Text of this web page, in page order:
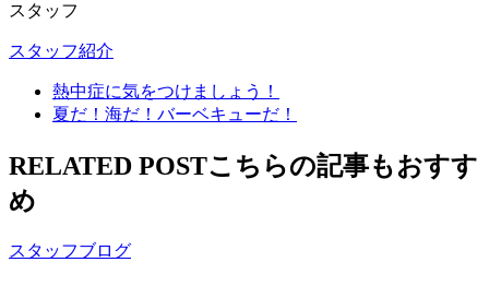
スタッフ
スタッフ紹介
熱中症に気をつけましょう！
夏だ！海だ！バーベキューだ！
RELATED POSTこちらの記事もおすす
め
スタッフブログ